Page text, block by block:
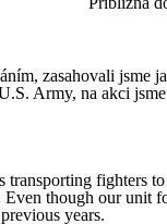
zasahovali jsme
Army, na akci
fighters
though our unit
years.